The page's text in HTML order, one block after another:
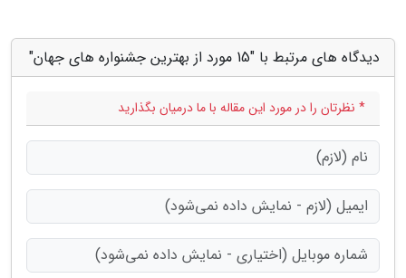
دیدگاه های مرتبط با "15 مورد از بهترین جشنواره های جهان"
* نظرتان را در مورد این مقاله با ما درمیان بگذارید